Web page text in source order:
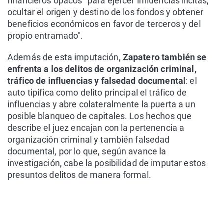
ocultar el origen y destino de los fondos y obtener
beneficios económicos en favor de terceros y del
propio entramado".
Además de esta imputación, Zapatero también se
enfrenta a los delitos de organización criminal,
tráfico de influencias y falsedad documental : el
auto tipifica como delito principal el tráfico de
influencias y abre colateralmente la puerta a un
posible blanqueo de capitales. Los hechos que
describe el juez encajan con la pertenencia a
organización criminal y también falsedad
documental, por lo que, según avance la
investigación, cabe la posibilidad de imputar estos
presuntos delitos de manera formal.